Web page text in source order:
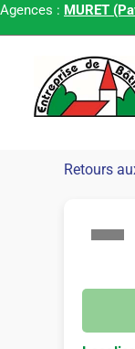
Agences : MURET
Retours